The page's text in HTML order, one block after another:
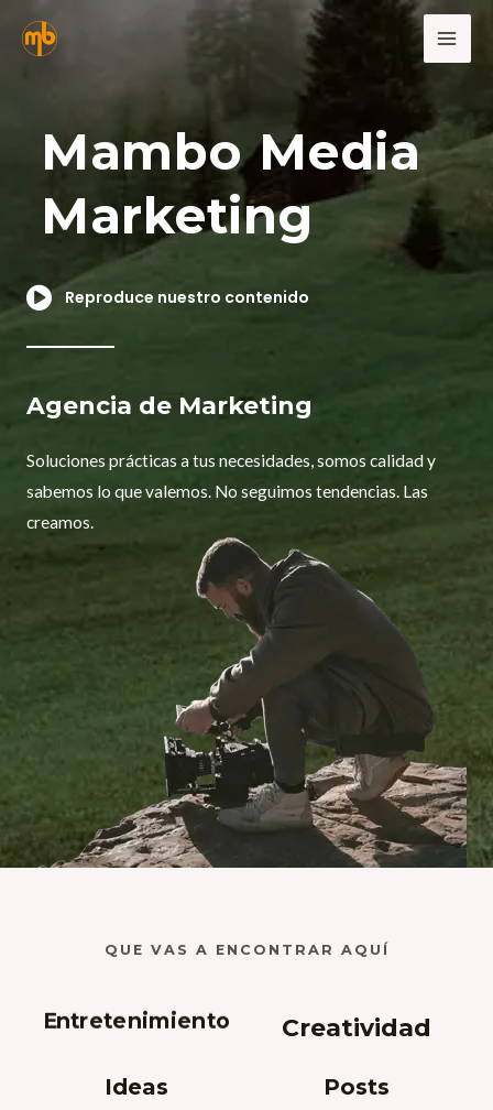
Mambo Media
Marketing
Reproduce nuestro contenido
Agencia de Marketing
Soluciones prácticas a tus necesidades, somos calidad y
sabemos lo que valemos. No seguimos tendencias. Las
creamos.
QUE VAS A ENCONTRAR AQUÍ
Entretenimiento Creatividad
Ideas Posts